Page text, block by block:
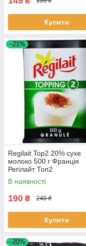
Купити
–21%
Regilait Top2 20% сухе
молоко 500 г Франція
Регілайт Топ2
В наявності
190 ₴ 240 ₴
Купити
–20%